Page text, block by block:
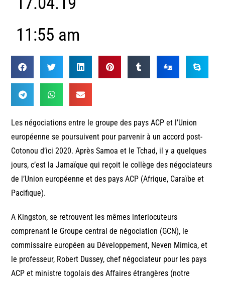
11:55 am
Les négociations entre le groupe des pays ACP et l’Union
européenne se poursuivent pour parvenir à un accord post-
Cotonou d’ici 2020. Après Samoa et le Tchad, il y a quelques
jours, c’est la Jamaïque qui reçoit le collège des négociateurs
de l’Union européenne et des pays ACP (Afrique, Caraïbe et
Pacifique).
A Kingston, se retrouvent les mêmes interlocuteurs
comprenant le Groupe central de négociation (GCN), le
commissaire européen au Développement, Neven Mimica, et
le professeur, Robert Dussey, chef négociateur pour les pays
ACP et ministre togolais des Affaires étrangères (notre